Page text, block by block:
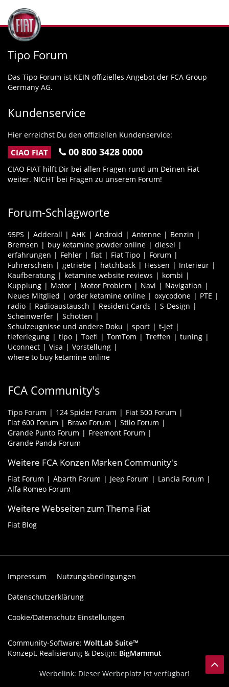
Tipo Forum
Das Tipo Forum ist KEIN offizielles Angebot der FCA Group
Germany AG.
Kundenservice
Hier erreichst Du den offiziellen Kundenservice:
CIAO FIAT 00 800 3428 0000
CIAO FIAT hilft Dir bei allen Fragen rund um Deinen Fiat
weiter. NICHT bei Fragen zu unserem Forum!
Forum-Schlagworte
95PS Adderall AHK Android Antenne
Benzin
Bremsen
buy ketamine powder online
diesel
erfahrungen
Fehler fiat Fiat Tipo
Forum
Führerschein
getriebe hatchback Hessen
Interieur
Kaufberatung
ketamine website reviews
kombi
Kupplung
Motor Motor Problem Navi
Navigation
Neues Mitglied
order ketamine online oxycodone
PTE
radio
Radioaustausch Resident Cards
S-Design
Scheinwerfer
Schotten
Schulzeugnisse und andere Doku
sport
t-jet
tieferlegung
tipo Toefl TomTom Treffen
tuning
Uconnect
Visa
Vorstellung
where to buy ketamine online
FCA Community's
Tipo Forum 124 Spider Forum
Fiat 500 Forum
Fiat 600 Forum
Bravo Forum
Stilo Forum
Grande Punto Forum
Freemont Forum
Grande Panda Forum
Weitere FCA Konzen Marken Community's
Fiat Forum Abarth Forum Jeep Forum
Lancia Forum
Alfa Romeo Forum
Weitere Webseiten zum Thema Fiat
Fiat Blog
Impressum Nutzungsbedingungen
Datenschutzerklärung
Cookie/Datenschutz Einstellungen
Community-Software: WoltLab Suite™
Konzept, Realisierung & Design: BigMammut
Werbelink: Dieser Werbeplatz ist verfügbar!